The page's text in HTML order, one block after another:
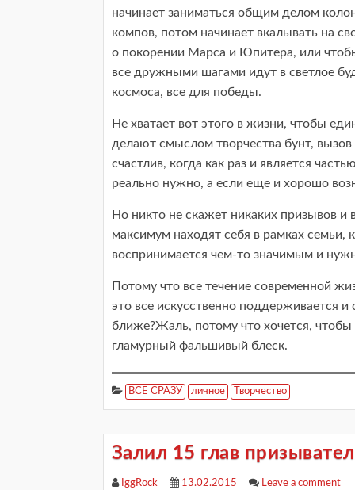
начинает заниматься общим делом
компов, потом начинает вкалывать на
о покорении Марса и Юпитера, или
все дружными шагами идут в светлое
космоса, все для победы.
Не хватает вот этого в жизни, чтобы
делают смыслом творчества бунт, вызов
счастлив, когда как раз и является
реально нужно, а если еще и хорошо
Но никто не скажет никаких призывов
максимум находят себя в рамках семьи,
воспринимается чем-то значимым и
Потому что все течение современной
это все искусственно поддерживается
ближе?Жаль, потому что хочется,
гламурный фальшивый блеск.
ВСЕ СРАЗУ личное Творчество
Залил 15 глав
IggRock 13.02.2015 Leave a comment